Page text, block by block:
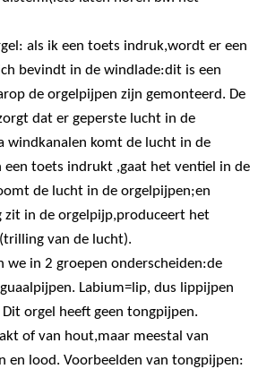
als ik een toets indruk,wordt er een
bevindt in de windlade:dit is een
de orgelpijpen zijn gemonteerd. De
dat er geperste lucht in de
windkanalen komt de lucht in de
een toets indrukt ,gaat het ventiel in de
de lucht in de orgelpijpen;en
zit in de orgelpijp,produceert het
van de lucht).
we in 2 groepen onderscheiden:de
Labium=lip, dus lippijpen
orgel heeft geen tongpijpen.
of van hout,maar meestal van
en lood. Voorbeelden van tongpijpen: